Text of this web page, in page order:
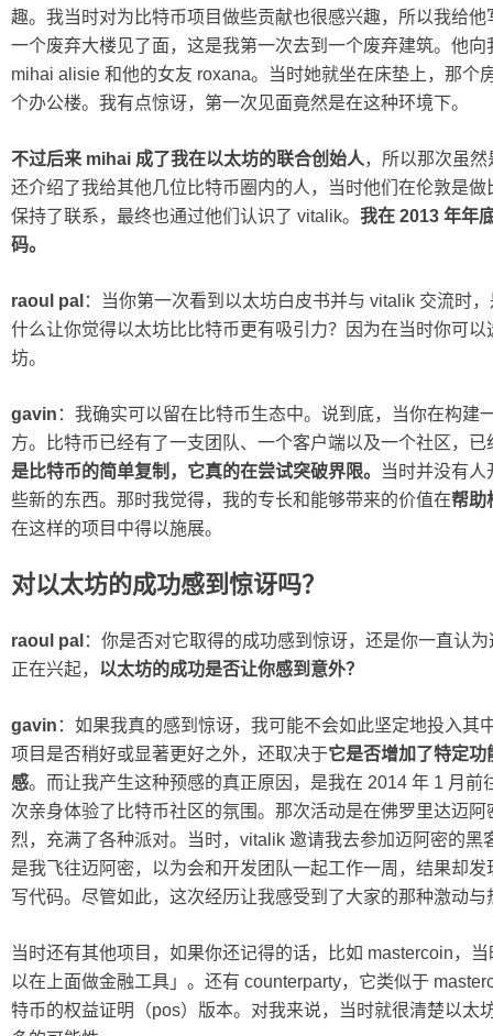
趣。我当时对为比特币项目做些贡献也很感兴趣，所以我给
一个废弃大楼见了面，这是我第一次去到一个废弃建筑。他
mihai alisie 和他的女友 roxana。当时她就坐在床垫上，那个
个办公楼。我有点惊讶，第一次见面竟然是在这种环境下。
不过后来 mihai 成了我在以太坊的联合创始人，所以那次虽
还介绍了我给其他几位比特币圈内的人，当时他们在伦敦是
保持了联系，最终也通过他们认识了 vitalik。 我在 2013 年年
码。
raoul pal ：当你第一次看到以太坊白皮书并与 vitalik 交流时
什么让你觉得以太坊比比特币更有吸引力？因为在当时你可
坊。
gavin ：我确实可以留在比特币生态中。说到底，当你在构建
方。比特币已经有了一支团队、一个客户端以及一个社区，
是比特币的简单复制，它真的在尝试突破界限。
当时并没有
些新的东西。那时我觉得，我的专长和能够带来的价值在帮助
在这样的项目中得以施展。
对以太坊的成功感到惊讶吗？
raoul pal ：你是否对它取得的成功感到惊讶，还是你一直认
正在兴起， 以太坊的成功是否让你感到意外？
gavin ：如果我真的感到惊讶，我可能不会如此坚定地投入其
项目是否稍好或显著更好之外，还取决于它是否增加了特定功
感。而让我产生这种预感的真正原因，是我在 2014 年 1 月
次亲身体验了比特币社区的氛围。那次活动是在佛罗里达迈
烈，充满了各种派对。当时，vitalik 邀请我去参加迈阿密的
是我飞往迈阿密，以为会和开发团队一起工作一周，结果却
写代码。尽管如此，这次经历让我感受到了大家的那种激动与
当时还有其他项目，如果你还记得的话，比如 mastercoin，
以在上面做金融工具」。还有 counterparty，它类似于
特币的权益证明（pos）版本。对我来说，当时就很清楚以太